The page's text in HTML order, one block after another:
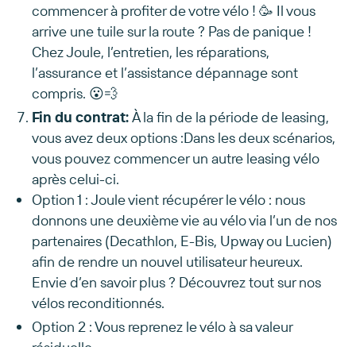
commencer à profiter de votre vélo ! 🥳 Il vous
arrive une tuile sur la route ? Pas de panique !
Chez Joule, l’entretien, les réparations,
l’assurance et l’assistance dépannage sont
compris. 😮💨
Fin du contrat:À la fin de la période de leasing,
vous avez deux options :Dans les deux scénarios,
vous pouvez commencer un autre leasing vélo
après celui-ci.
Option 1 : Joule vient récupérer le vélo : nous
donnons une deuxième vie au vélo via l’un de nos
partenaires (Decathlon, E-Bis, Upway ou Lucien)
afin de rendre un nouvel utilisateur heureux.
Envie d’en savoir plus ? Découvrez tout sur nos
vélos reconditionnés.
Option 2 : Vous reprenez le vélo à sa valeur